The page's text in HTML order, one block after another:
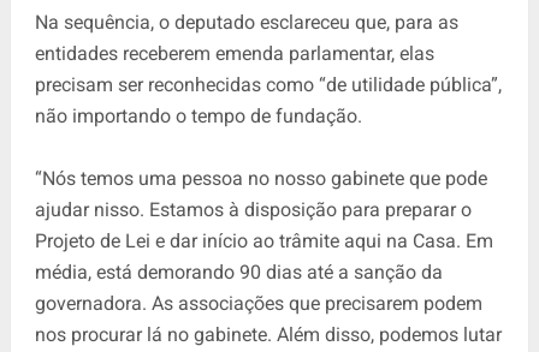
Na sequência, o deputado esclareceu que, para as
entidades receberem emenda parlamentar, elas
precisam ser reconhecidas como “de utilidade pública”,
não importando o tempo de fundação.
“Nós temos uma pessoa no nosso gabinete que pode
ajudar nisso. Estamos à disposição para preparar o
Projeto de Lei e dar início ao trâmite aqui na Casa. Em
média, está demorando 90 dias até a sanção da
governadora. As associações que precisarem podem
nos procurar lá no gabinete. Além disso, podemos lutar